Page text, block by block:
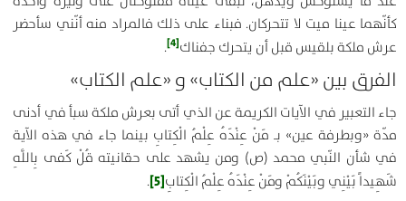
كأنّهما عينا ميت لا تتحركان. فبناء على ذلك فالمراد منه أنّني سأحضر
عرش ملكة بلقيس قبل أن يتحرك جفناك‏[4]
.
الفرق بين «علم من الكتاب» و «علم الكتاب»
جاء التعبير في الآيات الكريمة عن الذي أتى بعرش ملكة سبأ في أدنى
مدّة «وبطرفة عين» بـ مَنْ عِنْدَهُ عِلْمُ الْكِتابِ ‏ بينما جاء في هذه الآية
في شأن النّبي محمد (ص) ومن يشهد على حقانيته‏قُلْ كَفى‏ بِاللَّهِ
شَهِيداً بَيْنِي وبَيْنَكُمْ ومَنْ عِنْدَهُ عِلْمُ الْكِتابِ[5]
.